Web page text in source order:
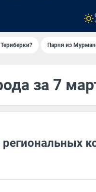
Парня из
за 7
региональных